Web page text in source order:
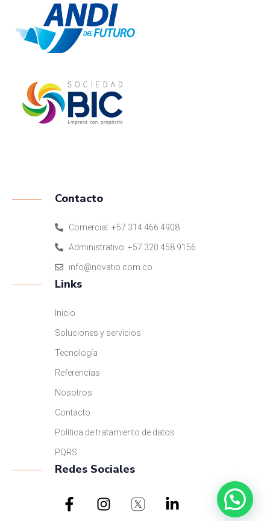
Contacto
Comercial: +57 314 466 4908
Administrativo: +57 320 458 9156
info@novatio.com.co
Links
Inicio
Soluciones y servicios
Tecnología
Referencias
Nosotros
Contacto
Política de tratamiento de datos
PQRS
Redes Sociales